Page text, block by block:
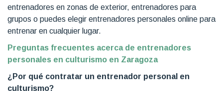
entrenadores en zonas de exterior, entrenadores para
grupos o puedes elegir entrenadores personales online para
entrenar en cualquier lugar.
Preguntas frecuentes acerca de entrenadores
personales en culturismo en Zaragoza
¿Por qué contratar un entrenador personal en
culturismo?